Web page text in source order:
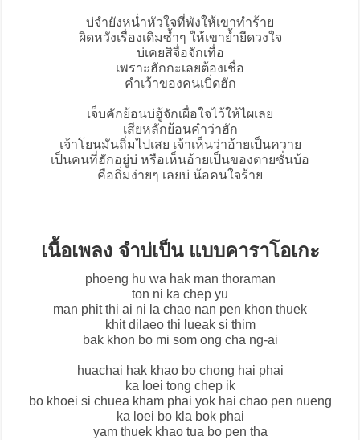
บ่จำยังหน่ำหัวใจที่พังให้เขาทำร้าย
ผิดหวังเรื่องเดิมซ้ำๆ ให้เขาย้ำยีดวงใจ
บ่เคยสิจื่อจักเทื่อ
เพราะฮักกะเลยต้องเชื่อ
คำเว้าของคนเบิ่ดฮัก
เจ็บคักย้อนบ่ฮู้จักเผื่อใจไว้ให้ไผเลย
เสียหลักย้อนคำว่าฮัก
เจ้าโยนมันถิ่มไปเสย เจ้าเห็นว่าอ้ายเป็นควาย
เป็นคนที่ฮักอยู่บ่ หรือเห็นอ้ายเป็นของตายซั่นบ้อ
คือถิ่มง่ายๆ เลยบ่ น้อคนใจร้าย
เนื้อเพลง จำบ่เป็น แบบคาราโอเกะ
phoeng hu wa hak man thoraman
ton ni ka chep yu
man phit thi ai ni la chao nan pen khon thuek
khit dilaeo thi lueak si thim
bak khon bo mi som ong cha ng-ai
huachai hak khao bo chong hai phai
ka loei tong chep ik
bo khoei si chuea kham phai yok hai chao pen nueng
ka loei bo kla bok phai
yam thuek khao tua bo pen tha